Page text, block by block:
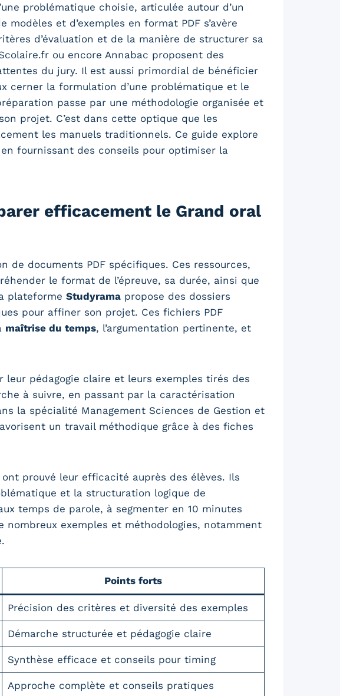
problématique choisie, articulée autour d’un
et d’exemples en format PDF s’avère
d’évaluation et de la manière de structurer sa
ou encore Annabac proposent des
du jury. Il est aussi primordial de bénéficier
cerner la formulation d’une problématique et le
passe par une méthodologie organisée et
projet. C’est dans cette optique que les
les manuels traditionnels. Ce guide explore
fournissant des conseils pour optimiser la
efficacement le Grand oral
de documents PDF spécifiques. Ces ressources,
le format de l’épreuve, sa durée, ainsi que
plateforme Studyrama propose des dossiers
pour affiner son projet. Ces fichiers PDF
maîtrise du temps, l’argumentation pertinente, et
leur pédagogie claire et leurs exemples tirés des
à suivre, en passant par la caractérisation
la spécialité Management Sciences de Gestion et
un travail méthodique grâce à des fiches
ont prouvé leur efficacité auprès des élèves. Ils
et la structuration logique de
temps de parole, à segmenter en 10 minutes
nombreux exemples et méthodologies, notamment
Points forts
Précision des critères et diversité des exemples
Démarche structurée et pédagogie claire
Synthèse efficace et conseils pour timing
Approche complète et conseils pratiques